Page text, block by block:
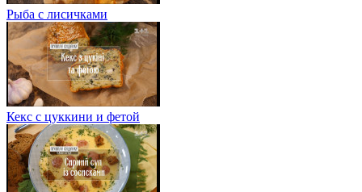
Рыба с лисичками
Кекс с цуккини и фетой